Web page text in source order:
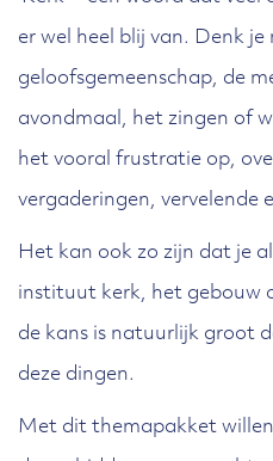
er wel heel blij van. Denk
geloofsgemeenschap, de
avondmaal, het zingen of
het vooral frustratie op,
vergaderingen, vervelende
Het kan ook zo zijn dat je
instituut kerk, het gebouw
de kans is natuurlijk groot
deze dingen.
Met dit themapakket